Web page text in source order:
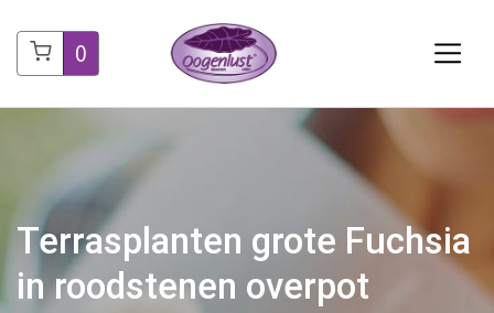
0
Terrasplanten grote Fuchsia
in roodstenen overpot